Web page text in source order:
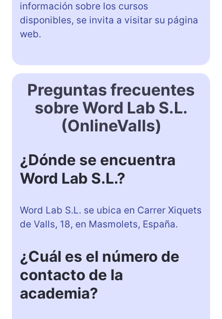
información sobre los cursos
disponibles, se invita a visitar su página
web.
Preguntas frecuentes
sobre Word Lab S.L.
(OnlineValls)
¿Dónde se encuentra
Word Lab S.L.?
Word Lab S.L. se ubica en Carrer Xiquets
de Valls, 18, en Masmolets, España.
¿Cuál es el número de
contacto de la
academia?